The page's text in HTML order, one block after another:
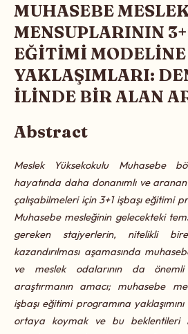
MUHASEBE
MENSUPLARININ
EĞİTİMİ MODELİNE
YAKLAŞIMLARI:
İLİNDE BİR ALAN
Abstract
Meslek Yüksekokulu Muhasebe
hayatında daha donanımlı ve
çalışabilmeleri için 3+1 işbaşı eğitimi
Muhasebe mesleğinin gelecekteki
gereken stajyerlerin, nitelikli
kazandırılması aşamasında
ve meslek odalarının da
araştırmanın amacı; muhasebe
işbaşı eğitimi programına
ortaya koymak ve bu beklentileri